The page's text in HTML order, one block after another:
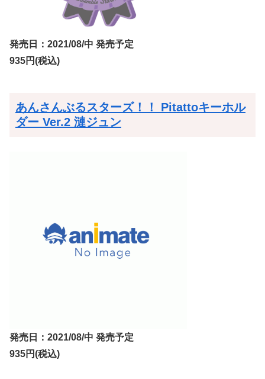
発売日：2021/08/中 発売予定
935円(税込)
あんさんぶるスターズ！！ Pitattoキーホル
ダー Ver.2 漣ジュン
発売日：2021/08/中 発売予定
935円(税込)